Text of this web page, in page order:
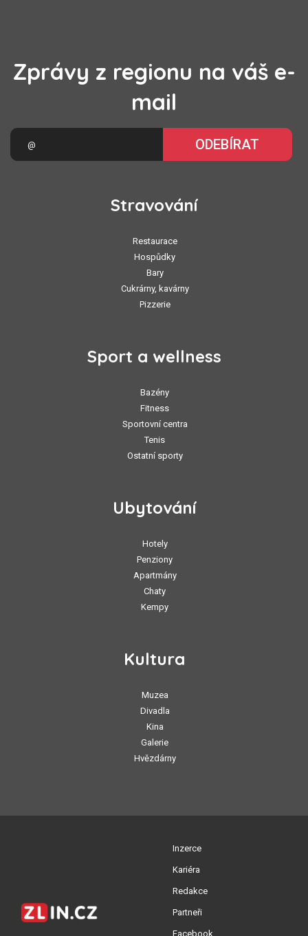
Zprávy z regionu na váš e-
mail
ODEBÍRAT
Stravování
Restaurace
Hospůdky
Bary
Cukrárny, kavárny
Pizzerie
Sport a wellness
Bazény
Fitness
Sportovní centra
Tenis
Ostatní sporty
Ubytování
Hotely
Penziony
Apartmány
Chaty
Kempy
Kultura
Muzea
Divadla
Kina
Galerie
Hvězdárny
Inzerce
Kariéra
Redakce
Partneři
Facebook